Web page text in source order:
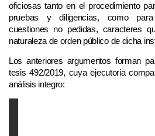
oficiosas tanto en el procedimiento
pruebas y diligencias, como
cuestiones no pedidas, caracteres
naturaleza de orden público de dicha
Los anteriores argumentos forman
tesis 492/2019, cuya ejecutoria
análisis integro: